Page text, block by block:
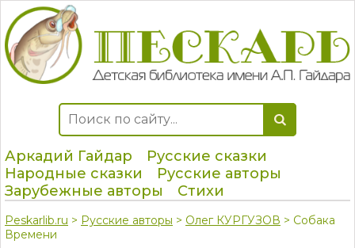
Аркадий Гайдар
Русские сказки
Народные сказки
Русские авторы
Зарубежные авторы
Стихи
Peskarlib.ru > Русские авторы > Олег КУРГУЗОВ > Собака
Времени